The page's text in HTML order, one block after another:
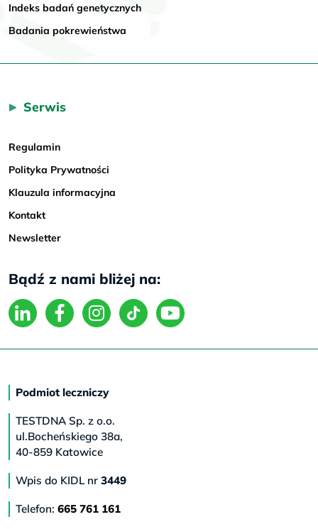
Indeks badań genetycznych
Badania pokrewieństwa
Serwis
Regulamin
Polityka Prywatności
Klauzula informacyjna
Kontakt
Newsletter
Bądź z nami bliżej na:
Podmiot leczniczy
TESTDNA Sp. z o.o.
ul.Bocheńskiego 38a,
40-859 Katowice
Wpis do KIDL nr 3449
Telefon: 665 761 161